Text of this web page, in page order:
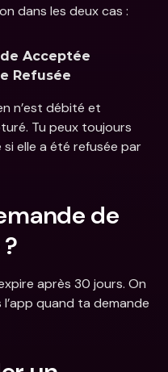
dans les deux cas :
Acceptée
Refusée
n’est débité et
Tu peux toujours
elle a été refusée par
de
après 30 jours. On
quand ta demande